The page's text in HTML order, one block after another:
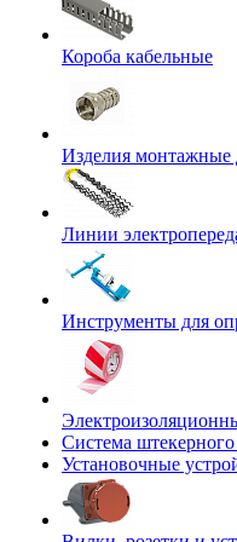
Короба кабельные
Изделия монтажные
Линии
Инструменты для
Система
Установочные